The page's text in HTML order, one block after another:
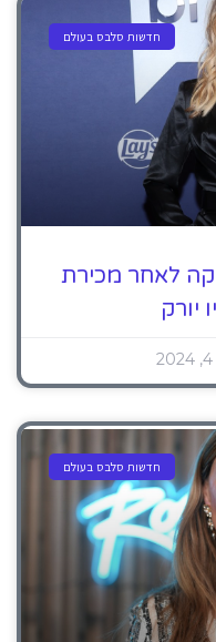
חדשות סלבס בעולם
לאחר מכירת
יורק
חדשות סלבס בעולם